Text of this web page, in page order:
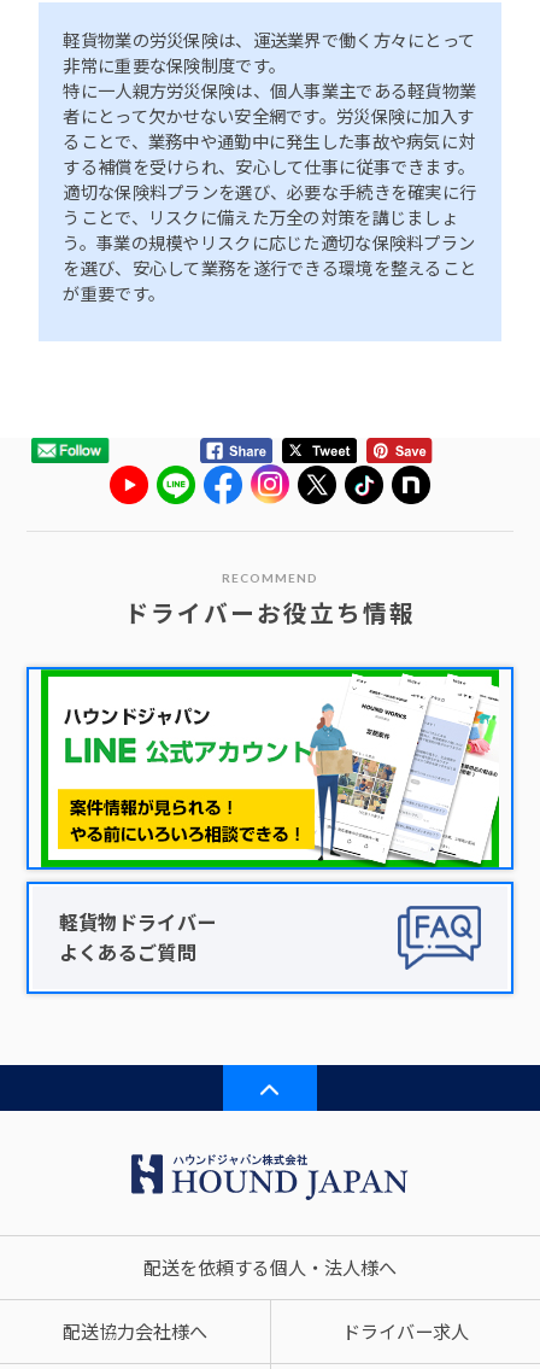
軽貨物業の労災保険は、運送業界で働く方々にとって
非常に重要な保険制度です。
特に一人親方労災保険は、個人事業主である軽貨物業
者にとって欠かせない安全網です。労災保険に加入す
ることで、業務中や通勤中に発生した事故や病気に対
する補償を受けられ、安心して仕事に従事できます。
適切な保険料プランを選び、必要な手続きを確実に行
うことで、リスクに備えた万全の対策を講じましょ
う。事業の規模やリスクに応じた適切な保険料プラン
を選び、安心して業務を遂行できる環境を整えること
が重要です。
RECOMMEND
ドライバーお役立ち情報
軽貨物ドライバー
よくあるご質問
配送を依頼する個人・法人様へ
配送協力会社様へ ドライバー求人